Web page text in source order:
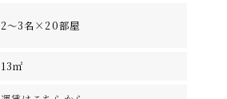
2～3名×20部屋
13㎡